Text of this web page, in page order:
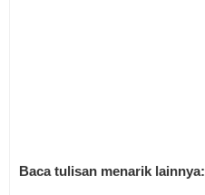
Baca tulisan menarik lainnya: